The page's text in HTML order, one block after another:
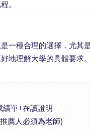
。
一種合理的選擇，尤其
地理解大學的具體要求。
績單+在讀證明
薦人必須為老師)